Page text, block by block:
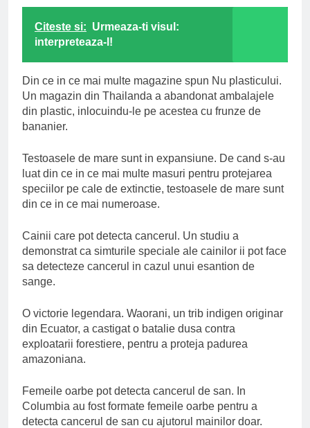
Citeste si: Urmeaza-ti visul:
interpreteaza-l!
Din ce in ce mai multe magazine spun Nu plasticului.
Un magazin din Thailanda a abandonat ambalajele
din plastic, inlocuindu-le pe acestea cu frunze de
bananier.
Testoasele de mare sunt in expansiune. De cand s-au
luat din ce in ce mai multe masuri pentru protejarea
speciilor pe cale de extinctie, testoasele de mare sunt
din ce in ce mai numeroase.
Cainii care pot detecta cancerul. Un studiu a
demonstrat ca simturile speciale ale cainilor ii pot face
sa detecteze cancerul in cazul unui esantion de
sange.
O victorie legendara. Waorani, un trib indigen originar
din Ecuator, a castigat o batalie dusa contra
exploatarii forestiere, pentru a proteja padurea
amazoniana.
Femeile oarbe pot detecta cancerul de san. In
Columbia au fost formate femeile oarbe pentru a
detecta cancerul de san cu ajutorul mainilor doar.